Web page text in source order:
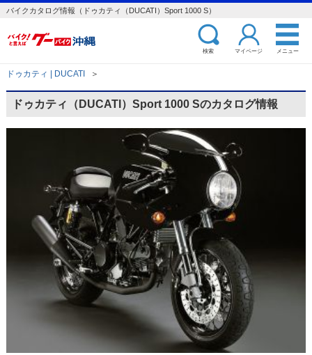
バイクカタログ情報（ドゥカティ（DUCATI）Sport 1000 S）
検索 マイページ メニュー
ドゥカティ | DUCATI ＞
ドゥカティ（DUCATI）Sport 1000 Sのカタログ情報